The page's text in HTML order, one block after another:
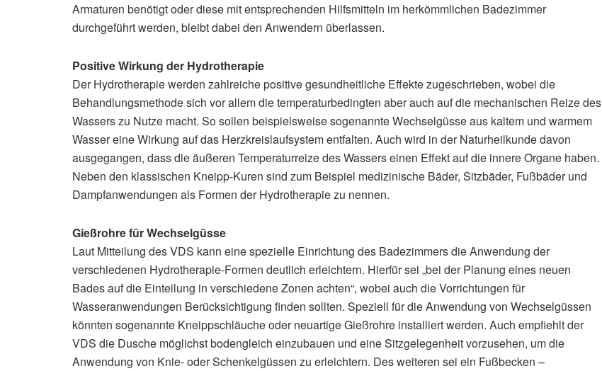
Armaturen benötigt oder diese mit entsprechenden Hilfsmitteln im herkömmlichen Badezimmer
durchgeführt werden, bleibt dabei den Anwendern überlassen.
Positive Wirkung der Hydrotherapie
Der Hydrotherapie werden zahlreiche positive gesundheitliche Effekte zugeschrieben, wobei die
Behandlungsmethode sich vor allem die temperaturbedingten aber auch auf die mechanischen Reize des
Wassers zu Nutze macht. So sollen beispielsweise sogenannte Wechselgüsse aus kaltem und warmem
Wasser eine Wirkung auf das Herzkreislaufsystem entfalten. Auch wird in der Naturheilkunde davon
ausgegangen, dass die äußeren Temperaturreize des Wassers einen Effekt auf die innere Organe haben.
Neben den klassischen Kneipp-Kuren sind zum Beispiel medizinische Bäder, Sitzbäder, Fußbäder und
Dampfanwendungen als Formen der Hydrotherapie zu nennen.
Gießrohre für Wechselgüsse
Laut Mitteilung des VDS kann eine spezielle Einrichtung des Badezimmers die Anwendung der
verschiedenen Hydrotherapie-Formen deutlich erleichtern. Hierfür sei „bei der Planung eines neuen
Bades auf die Einteilung in verschiedene Zonen achten“, wobei auch die Vorrichtungen für
Wasseranwendungen Berücksichtigung finden sollten. Speziell für die Anwendung von Wechselgüssen
könnten sogenannte Kneippschläuche oder neuartige Gießrohre installiert werden. Auch empfiehlt der
VDS die Dusche möglichst bodengleich einzubauen und eine Sitzgelegenheit vorzusehen, um die
Anwendung von Knie- oder Schenkelgüssen zu erleichtern. Des weiteren sei ein Fußbecken –